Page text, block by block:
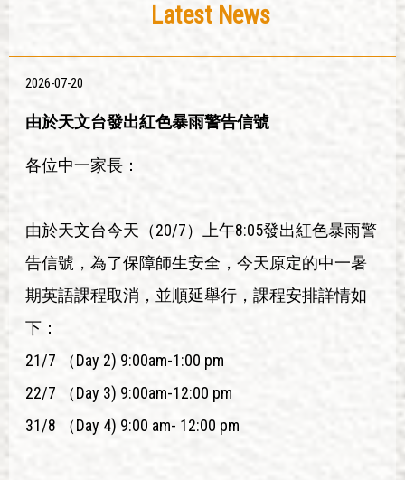
Latest News
2026-07-20
由於天文台發出紅色暴雨警告信號
各位中一家長：
由於天文台今天（20/7）上午8:05發出紅色暴雨警
告信號，為了保障師生安全，今天原定的中一暑
期英語課程取消，並順延舉行，課程安排詳情如
下：
21/7 （Day 2) 9:00am-1:00 pm
22/7 （Day 3) 9:00am-12:00 pm
31/8 （Day 4) 9:00 am- 12:00 pm